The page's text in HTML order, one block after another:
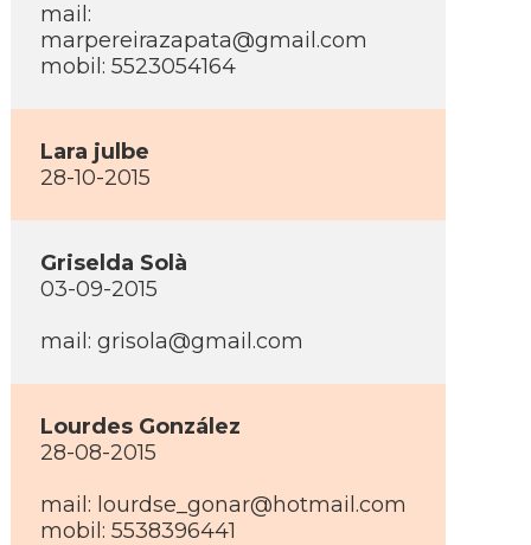
mail:
marpereirazapata@gmail.com
mobil: 5523054164
Lara julbe
28-10-2015
Griselda Solà
03-09-2015
mail: grisola@gmail.com
Lourdes González
28-08-2015
mail: lourdse_gonar@hotmail.com
mobil: 5538396441